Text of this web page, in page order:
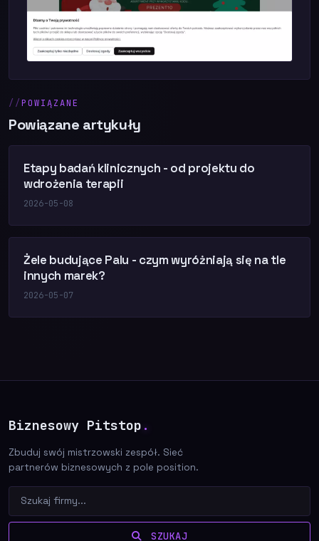
POWIĄZANE
Powiązane artykuły
Etapy badań klinicznych - od projektu do
wdrożenia terapii
2026-05-08
Żele budujące Palu - czym wyróżniają się na tle
innych marek?
2026-05-07
Biznesowy Pitstop .
Zbuduj swój mistrzowski zespół. Sieć
partnerów biznesowych z pole position.
SZUKAJ